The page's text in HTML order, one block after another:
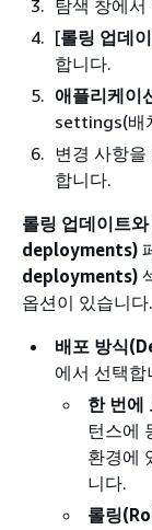
탐색 창에서
[롤링 업데
합니다.
애플리케이
settings(배
변경 사항
합니다.
롤링 업데이트
deployments)
deployments)
옵션이 있습니다.
배포 방식
에서 선택합
한 번
턴스에
환경에
니다.
롤링